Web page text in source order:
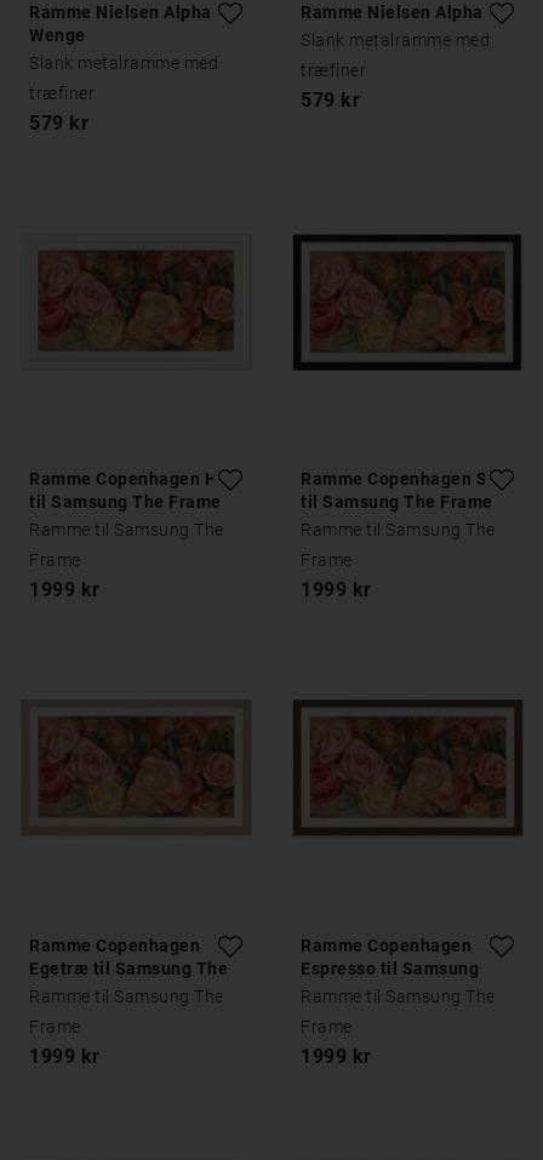
Ramme Nielsen Alpha
Wenge
Slank metalramme med
træfiner
579 kr
Ramme Nielsen Alpha Eg
Slank metalramme med
træfiner
579 kr
Ramme Copenhagen Hvid
til Samsung The Frame
Ramme til Samsung The
Frame
1999 kr
Ramme Copenhagen Sort
til Samsung The Frame
Ramme til Samsung The
Frame
1999 kr
Ramme Copenhagen
Egetræ til Samsung The
Frame
Ramme til Samsung The
Frame
1999 kr
Ramme Copenhagen
Espresso til Samsung
The Frame
Ramme til Samsung The
Frame
1999 kr